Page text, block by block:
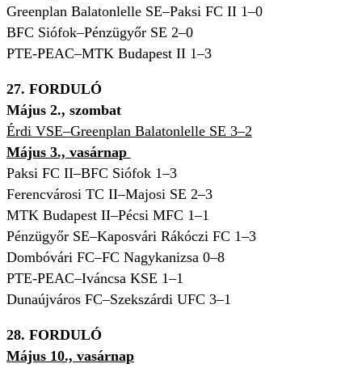
Greenplan Balatonlelle SE–Paksi FC II 1–0
BFC Siófok–Pénzügyőr SE 2–0
PTE-PEAC–MTK Budapest II 1–3
27. FORDULÓ
Május 2., szombat
Érdi VSE–Greenplan Balatonlelle SE 3–2
Május 3., vasárnap
Paksi FC II–BFC Siófok 1–3
Ferencvárosi TC II–Majosi SE 2–3
MTK Budapest II–Pécsi MFC 1–1
Pénzügyőr SE–Kaposvári Rákóczi FC 1–3
Dombóvári FC–FC Nagykanizsa 0–8
PTE-PEAC–Iváncsa KSE 1–1
Dunaújváros FC–Szekszárdi UFC 3–1
28. FORDULÓ
Május 10., vasárnap